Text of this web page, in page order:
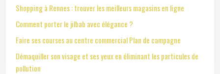
Shopping à Rennes : trouver les meilleurs magasins en ligne
Comment porter le jilbab avec élégance ?
Faire ses courses au centre commercial Plan de campagne
Démaquiller son visage et ses yeux en éliminant les particules de
pollution